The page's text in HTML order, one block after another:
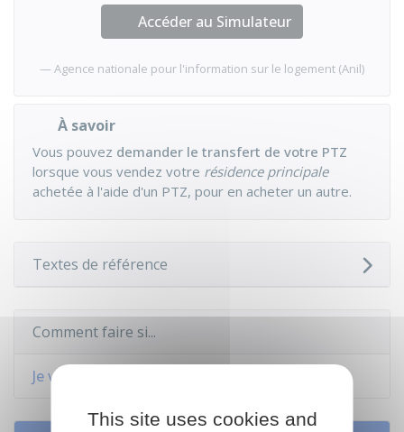
Accéder au Simulateur
Agence nationale pour l'information sur le logement (Anil)
À savoir
Vous pouvez demander le transfert de votre PTZ
lorsque vous vendez votre résidence principale
achetée à l'aide d'un PTZ, pour en acheter un autre.
Textes de référence
Comment faire si...
Je veux obtenir un crédit immobilier
This site uses cookies and